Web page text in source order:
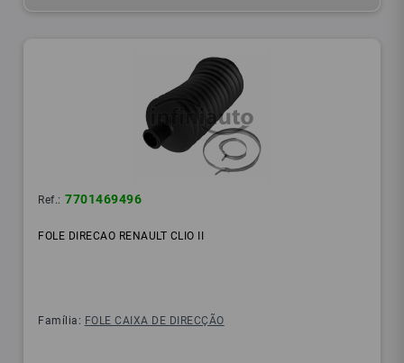
Ref.: 7701469496
FOLE DIRECAO RENAULT CLIO II
Família: FOLE CAIXA DE DIRECÇÃO